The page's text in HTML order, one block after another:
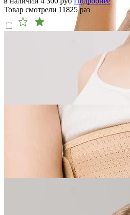
Товар смотрели 11825раз